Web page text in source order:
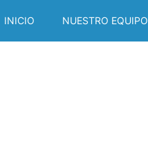
INICIO NUESTRO EQUIPO